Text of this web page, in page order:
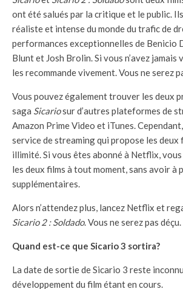
ont été salués par la critique et le public.
réaliste et intense du monde du trafic de
performances exceptionnelles de Benicio
Blunt et Josh Brolin. Si vous n’avez jamais
les recommande vivement. Vous ne serez
Vous pouvez également trouver les deux
saga Sicariosur d’autres plateformes de
Amazon Prime Video et iTunes.
service de streaming qui propose les deux
illimité. Si vous êtes abonné à Netflix,
les deux films à tout moment, sans avoir à
supplémentaires.
Alors n’attendez plus, lancez Netflix et
Sicario 2 : Soldado. Vous ne serez pas déçu.
Quand est-ce que Sicario 3 sortira?
La date de sortie de Sicario 3 reste
développement du film étant en cours.